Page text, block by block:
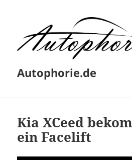
Autophorie.de
Kia XCeed
ein Facelift